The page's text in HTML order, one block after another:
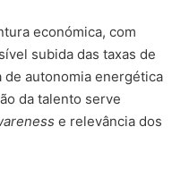
económica, com
subida das taxas de
de autonomia energética
da talento serve
e relevância dos